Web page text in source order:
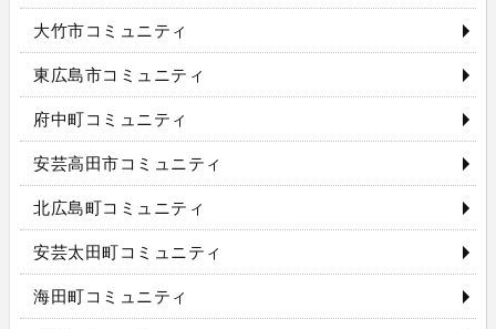
大竹市コミュニティ
東広島市コミュニティ
府中町コミュニティ
安芸高田市コミュニティ
北広島町コミュニティ
安芸太田町コミュニティ
海田町コミュニティ